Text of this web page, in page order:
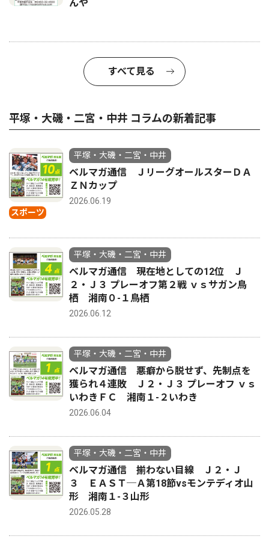
んや
すべて見る
平塚・大磯・二宮・中井 コラムの新着記事
スポーツ
平塚・大磯・二宮・中井
ベルマガ通信 ＪリーグオールスターＤＡ
ＺＮカップ
2026.06.19
平塚・大磯・二宮・中井
ベルマガ通信 現在地としての12位 Ｊ
２・Ｊ３ プレーオフ第２戦 ｖｓサガン鳥
栖 湘南０-１鳥栖
2026.06.12
平塚・大磯・二宮・中井
ベルマガ通信 悪癖から脱せず、先制点を
獲られ４連敗 Ｊ２・Ｊ３ プレーオフ ｖｓ
いわきＦＣ 湘南１-２いわき
2026.06.04
平塚・大磯・二宮・中井
ベルマガ通信 揃わない目線 Ｊ２・Ｊ
３ ＥＡＳＴ─Ａ第18節vsモンテディオ山
形 湘南１-３山形
2026.05.28